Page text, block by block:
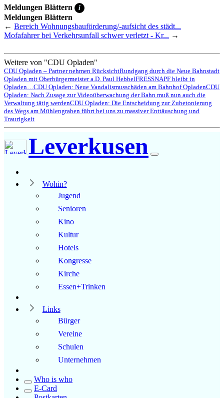
Meldungen Blättern i
Meldungen Blättern
← Bereich Wohnungsbauförderung/-aufsicht des städt...
Mofafahrer bei Verkehrsunfall schwer verletzt - Kr... →
Weitere von "CDU Opladen"
CDU Opladen – Partner nehmen RücksichtRundgang durch die Neue Bahnstadt
Opladen mit Oberbürgermeister a.D. Paul HebbelFRESSNAPF bleibt in
Opladen… CDU Opladen: Neue Vandalismusschäden am Bahnhof OpladenCDU
Opladen: Nach Zusage zur Videoüberwachung der Bahn muß nun auch die
Verwaltung tätig werdenCDU Opladen: Die Entscheidung zur Zubetonierung
des Wegs am Mühlengraben führt bei uns zu massiver Enttäuschung und
Traurigkeit
Leverkusen
Wohin?
Jugend
Senioren
Kino
Kultur
Hotels
Kongresse
Kirche
Essen+Trinken
Links
Bürger
Vereine
Schulen
Unternehmen
Who is who
E-Card